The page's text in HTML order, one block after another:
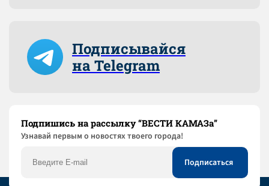
Подписывайся
на Telegram
Подпишись на рассылку “ВЕСТИ КАМАЗа”
Узнaвай первым о новостях твоего города!